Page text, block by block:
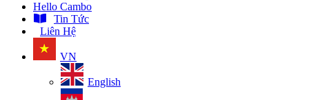
Hello Cambo
Tin Tức
Liên Hệ
VN
English